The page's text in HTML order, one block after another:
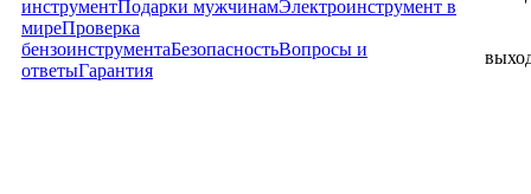
инструментПодарки мужчинамЭлектроинструмент в
миреПроверка
бензоинструментаБезопасностьВопросы и
ответыГарантия